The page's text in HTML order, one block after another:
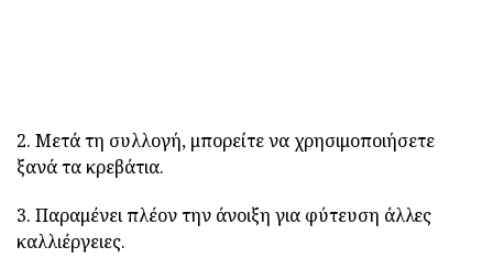
2. Μετά τη συλλογή, μπορείτε να χρησιμοποιήσετε
ξανά τα κρεβάτια.
3. Παραμένει πλέον την άνοιξη για φύτευση άλλες
καλλιέργειες.